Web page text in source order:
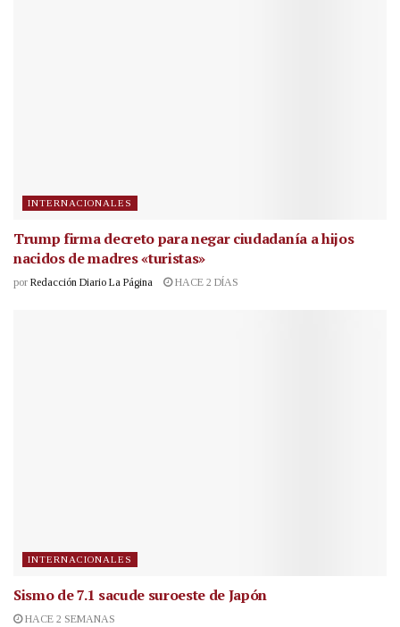
INTERNACIONALES
Trump firma decreto para negar ciudadanía a hijos
nacidos de madres «turistas»
por Redacción Diario La Página HACE 2 DÍAS
INTERNACIONALES
Sismo de 7.1 sacude suroeste de Japón
HACE 2 SEMANAS